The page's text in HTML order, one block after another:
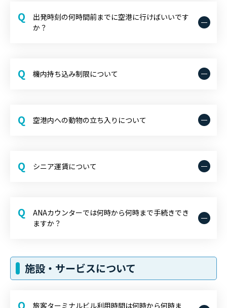
Q
出発時刻の何時間前までに空港に行けばいいです
か？
Q 機内持ち込み制限について
Q 空港内への動物の立ち入りについて
Q シニア運賃について
Q
ANAカウンターでは何時から何時まで手続きでき
ますか？
施設・サービスについて
Q
旅客ターミナルビル利用時間は何時から何時ま